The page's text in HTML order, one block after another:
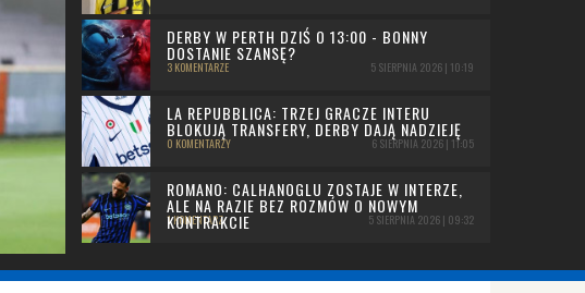
DERBY W PERTH DZIŚ O 13:00 - BONNY
DOSTANIE SZANSĘ?
3 KOMENTARZE 5 SIERPNIA 2026 | 10:19
LA REPUBBLICA: TRZEJ GRACZE INTERU
BLOKUJĄ TRANSFERY, DERBY DAJĄ NADZIEJĘ
0 KOMENTARZY 6 SIERPNIA 2026 | 11:05
ROMANO: CALHANOGLU ZOSTAJE W INTERZE,
ALE NA RAZIE BEZ ROZMÓW O NOWYM
KONTRAKCIE
1 KOMENTARZ 5 SIERPNIA 2026 | 09:32